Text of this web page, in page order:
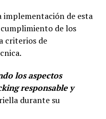
implementación de esta
de los
criterios de
los aspectos
responsable y
durante su